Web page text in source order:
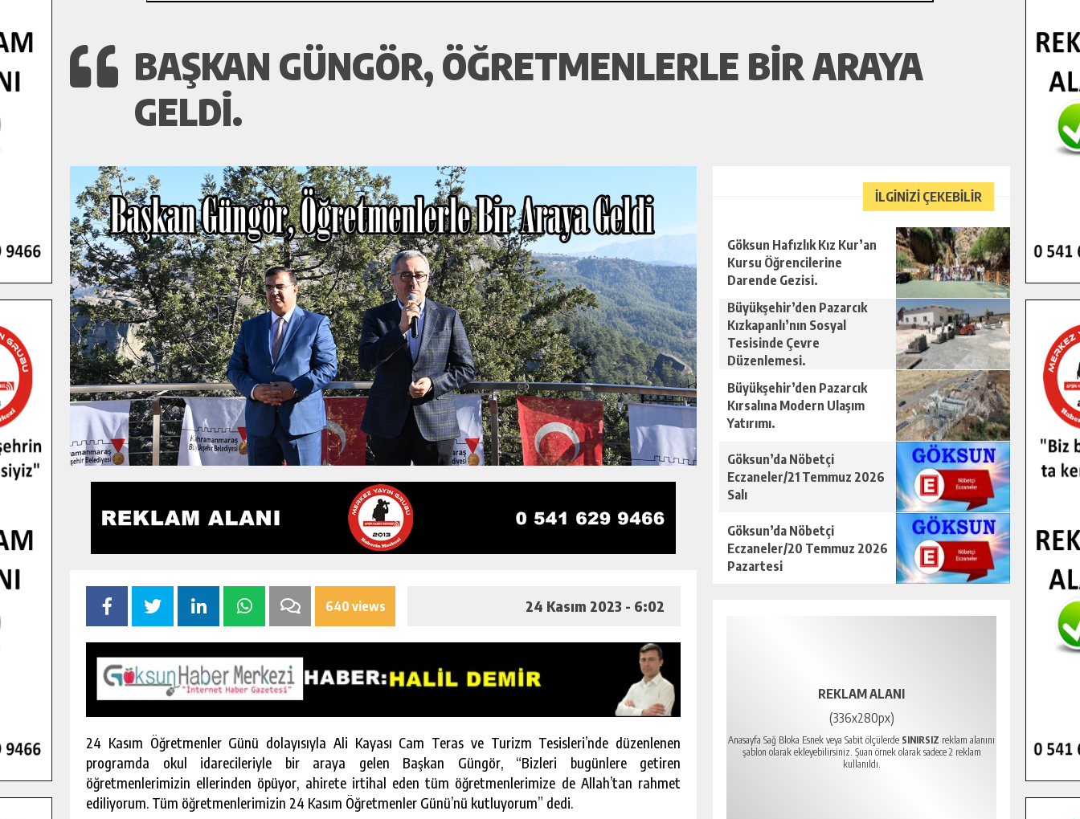
BAŞKAN GÜNGÖR, ÖĞRETMENLERLE BIR ARAYA
GELDI.
640 views 24 Kasım 2023 - 6:02
24 Kasım Öğretmenler Günü dolayısıyla Ali Kayası Cam Teras ve Turizm Tesisleri’nde düzenlenen
programda okul idarecileriyle bir araya gelen Başkan Güngör, “Bizleri bugünlere getiren
öğretmenlerimizin ellerinden öpüyor, ahirete irtihal eden tüm öğretmenlerimize de Allah’tan rahmet
ediliyorum. Tüm öğretmenlerimizin 24 Kasım Öğretmenler Günü’nü kutluyorum” dedi.
İLGİNİZİ ÇEKEBİLİR
Göksun Hafızlık Kız Kur’an
Kursu Öğrencilerine
Darende Gezisi.
Büyükşehir’den Pazarcık
Kızkapanlı’nın Sosyal
Tesisinde Çevre
Düzenlemesi.
Büyükşehir’den Pazarcık
Kırsalına Modern Ulaşım
Yatırımı.
Göksun’da Nöbetçi
Eczaneler/21 Temmuz 2026
Salı
Göksun’da Nöbetçi
Eczaneler/20 Temmuz 2026
Pazartesi
REKLAM ALANI
(336x280px)
Anasayfa Sağ Bloka Esnek veya Sabit ölçülerde SINIRSIZ reklam alanını
şablon olarak ekleyebilirsiniz. Şuan örnek olarak sadece 2 reklam
kullanıldı.